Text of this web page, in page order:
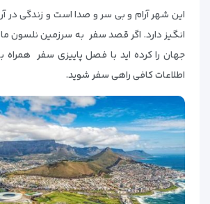
این شهر آرام و بی سر و صدا است و زندگی در
انگیز دارد. اگر قصد سفر به سرزمین نلسون
جهان را کرده اید با فصل پاییزی سفر همراه
اطلاعات کافی راهی سفر شوید.